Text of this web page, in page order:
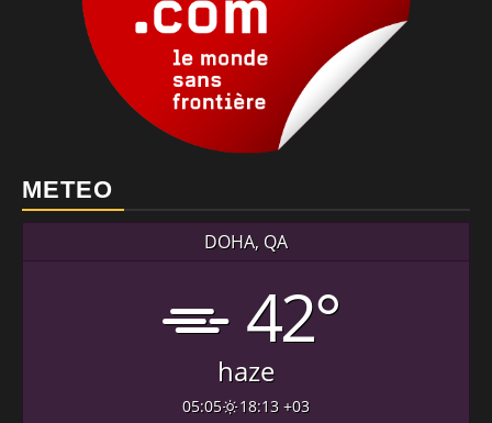
METEO
DOHA, QA
42°
haze
05:05 18:13 +03